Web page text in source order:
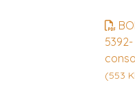
5392-
(553